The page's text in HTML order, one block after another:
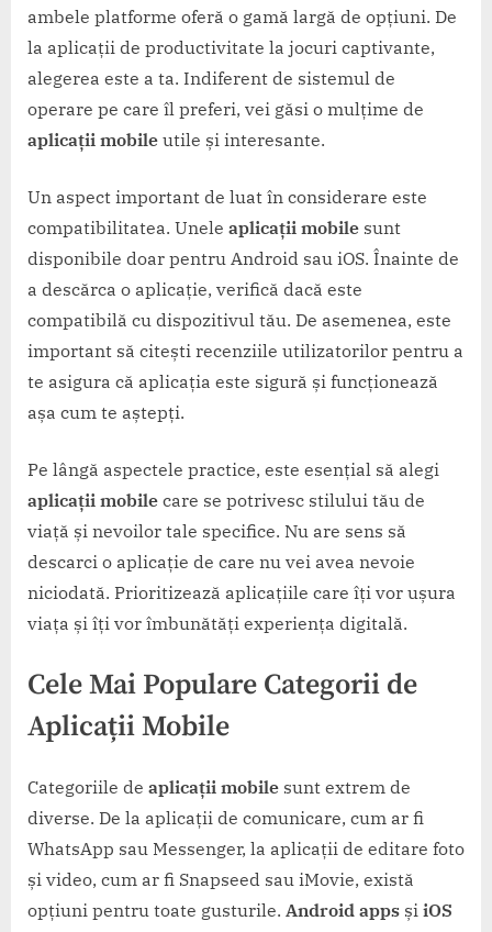
ambele platforme oferă o gamă largă de opțiuni. De
la aplicații de productivitate la jocuri captivante,
alegerea este a ta. Indiferent de sistemul de
operare pe care îl preferi, vei găsi o mulțime de
aplicații mobile utile și interesante.
Un aspect important de luat în considerare este
compatibilitatea. Unele aplicații mobile sunt
disponibile doar pentru Android sau iOS. Înainte de
a descărca o aplicație, verifică dacă este
compatibilă cu dispozitivul tău. De asemenea, este
important să citești recenziile utilizatorilor pentru a
te asigura că aplicația este sigură și funcționează
așa cum te aștepți.
Pe lângă aspectele practice, este esențial să alegi
aplicații mobile care se potrivesc stilului tău de
viață și nevoilor tale specifice. Nu are sens să
descarci o aplicație de care nu vei avea nevoie
niciodată. Prioritizează aplicațiile care îți vor ușura
viața și îți vor îmbunătăți experiența digitală.
Cele Mai Populare Categorii de
Aplicații Mobile
Categoriile de aplicații mobile sunt extrem de
diverse. De la aplicații de comunicare, cum ar fi
WhatsApp sau Messenger, la aplicații de editare foto
și video, cum ar fi Snapseed sau iMovie, există
opțiuni pentru toate gusturile. Android apps și iOS